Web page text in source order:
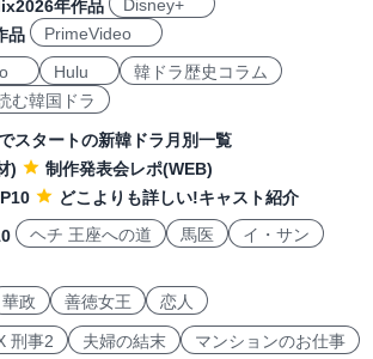
年作品
Disney+
品
PrimeVideo
Hulu
韓ドラ歴史コラム
む韓国ドラ
スタートの新韓ドラ月別一覧
)
制作発表会レポ(WEB)
どこよりも詳しい!キャスト紹介
ヘチ 王座への道 馬医
イ・サン
華政 善徳女王 恋人
刑事2 夫婦の結末
マンションのお仕事